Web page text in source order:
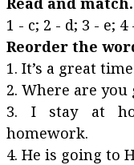
1 - c; 2 - d; 3 - e; 4
Reorder the
1. It’s a great
2. Where are
3. I stay at
homework.
4. He is going to